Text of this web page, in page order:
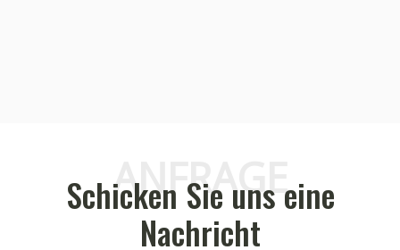
ANFRAGE
Schicken Sie uns eine
Nachricht